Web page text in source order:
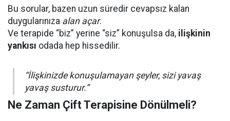
Bu sorular, bazen uzun süredir cevapsız kalan
duygularınıza alan açar.
Ve terapide “biz” yerine “siz” konuşulsa da, ilişkinin
yankısı odada hep hissedilir.
“İlişkinizde konuşulamayan şeyler, sizi yavaş
yavaş susturur.”
Ne Zaman Çift Terapisine Dönülmeli?